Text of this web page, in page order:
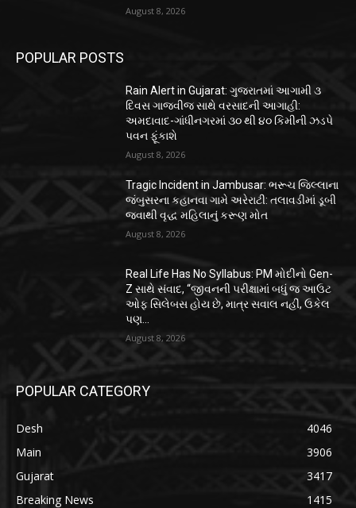
August 8, 2026
POPULAR POSTS
Rain Alert in Gujarat: ગુજરાતમાં આગામી ૩
દિવસ ગાજવીજ સાથે વરસાદની આગાહી:
અમદાવાદ-ગાંધીનગરમાં ૩૦ થી ૪૦ કિમીની ઝડપે
પવન ફૂંકાશે
August 8, 2026
Tragic Incident in Jambusar: ભરૂચ જિલ્લાના
જંબુસરના કહાનવા ગામે અરેરાટી: તલાવડીમાં ડૂબી
જવાથી વૃદ્ધ મહિલાનું કરૂણ મોત
August 8, 2026
Real Life Has No Syllabus: PM મોદીનો Gen-
Z સાથે સંવાદ, “જીવનની પરીક્ષામાં બધું જ આઉટ
ઓફ સિલેબસ હોય છે, માત્ર સવાલ નહીં, ઉકેલ
પણ...
August 8, 2026
POPULAR CATEGORY
Desh
4046
Main
3906
Gujarat
3417
Breaking News
1415